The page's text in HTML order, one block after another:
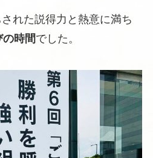
れた説得力と熱意に満ち
時間でした。